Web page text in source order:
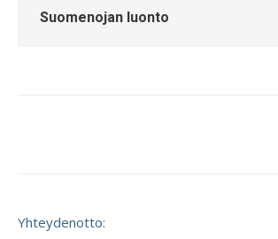
Suomenojan luonto
Yhteydenotto: